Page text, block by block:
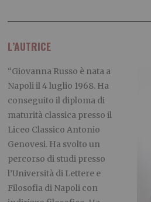
L’AUTRICE
“Giovanna Russo è nata a
Napoli il 4 luglio 1968. Ha
conseguito il diploma di
maturità classica presso il
Liceo Classico Antonio
Genovesi. Ha svolto un
percorso di studi presso
l’Università di Lettere e
Filosofia di Napoli con